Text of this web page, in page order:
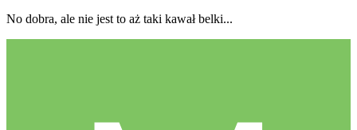
No dobra, ale nie jest to aż taki kawał belki...